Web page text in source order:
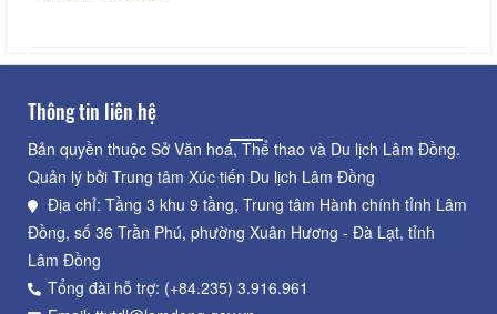
Thông tin liên hệ
Bản quyền thuộc Sở Văn hoá, Thể thao và Du lịch Lâm Đồng.
Quản lý bởi Trung tâm Xúc tiến Du lịch Lâm Đồng
Địa chỉ: Tầng 3 khu 9 tầng, Trung tâm Hành chính tỉnh Lâm
Đồng, số 36 Trần Phú, phường Xuân Hương - Đà Lạt, tỉnh
Lâm Đồng
Tổng đài hỗ trợ: (+84.235) 3.916.961